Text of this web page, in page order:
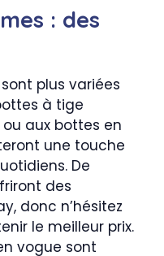
: des
sont plus variées
à tige
ou aux bottes en
une touche
De
des
donc n’hésitez
le meilleur prix.
vogue sont